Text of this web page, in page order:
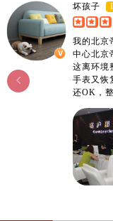
坏孩子
我的北京
中心北京
这离环境
手表又恢
还OK，
